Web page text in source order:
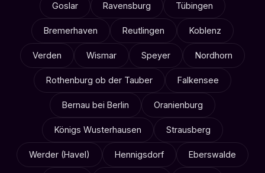
Goslar Ravensburg Tübingen
Bremerhaven Reutlingen Koblenz
Verden Wismar Speyer Nordhorn
Rothenburg ob der Tauber Falkensee
Bernau bei Berlin Oranienburg
Königs Wusterhausen Strausberg
Werder (Havel) Hennigsdorf Eberswalde